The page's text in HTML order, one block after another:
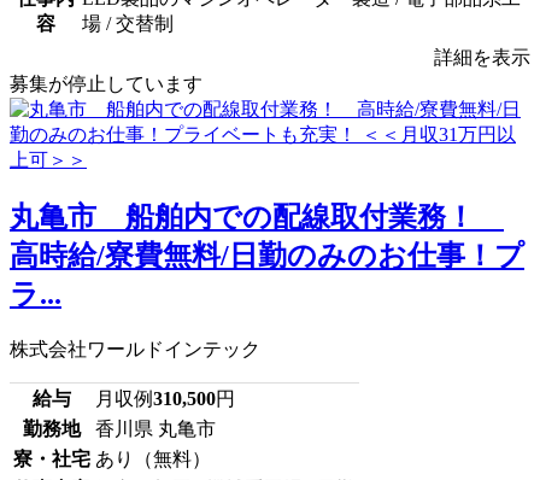
容
場 / 交替制
詳細を表示
募集が停止しています
丸亀市 船舶内での配線取付業務！
高時給/寮費無料/日勤のみのお仕事！プ
ラ...
株式会社ワールドインテック
給与 月収例310,500円
勤務地
香川県 丸亀市
寮・社宅 あり（無料）